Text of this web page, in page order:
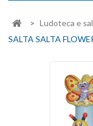
> Ludoteca e
SALTA SALTA